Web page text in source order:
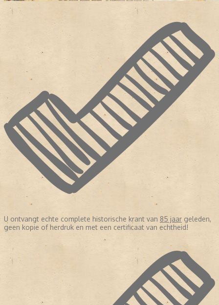
U ontvangt echte complete historische krant van 85 jaar geleden,
geen kopie of herdruk en met een certificaat van echtheid!